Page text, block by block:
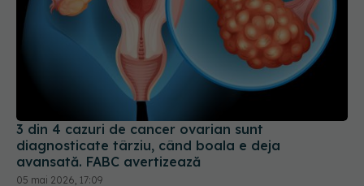
3 din 4 cazuri de cancer ovarian sunt
diagnosticate târziu, când boala e deja
avansată. FABC avertizează
05 mai 2026, 17:09